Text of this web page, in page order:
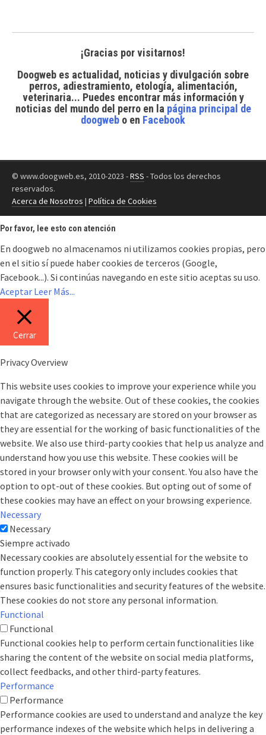
¡Gracias por visitarnos!
Doogweb es actualidad, noticias y divulgación sobre
perros, adiestramiento, etología, alimentación,
veterinaria... Puedes encontrar más información y
noticias del mundo del perroen la página principal de
doogweb o en Facebook
© www.doogweb.es, 2010-2023 -RSS - Todos los derechos
reservados.
Acerca de Nosotros | Política de Cookies
Por favor, lee esto con atención
En doogweb no almacenamos ni utilizamos cookies propias, pero
en el sitio sí puede haber cookies de terceros (Google,
Facebook...). Si continúas navegando en este sitio aceptas su uso.
Aceptar Leer Más...
Cerrar
Privacy Overview
This website uses cookies to improve your experience while you
navigate through the website. Out of these cookies, the cookies
that are categorized as necessary are stored on your browser as
they are essential for the working of basic functionalities of the
website. We also use third-party cookies that help us analyze and
understand how you use this website. These cookies will be
stored in your browser only with your consent. You also have the
option to opt-out of these cookies. But opting out of some of
these cookies may have an effect on your browsing experience.
Necessary
Necessary
Siempre activado
Necessary cookies are absolutely essential for the website to
function properly. This category only includes cookies that
ensures basic functionalities and security features of the website.
These cookies do not store any personal information.
Functional
Functional
Functional cookies help to perform certain functionalities like
sharing the content of the website on social media platforms,
collect feedbacks, and other third-party features.
Performance
Performance
Performance cookies are used to understand and analyze the key
performance indexes of the website which helps in delivering a